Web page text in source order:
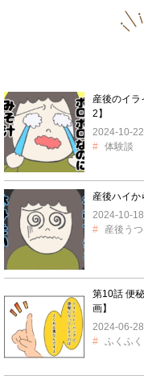
産後のイ
2】
2024-10-22
体験談
産後ハイか
2024-10-18
産後うつ
第10話 便
画】
2024-06-28
ふくふ